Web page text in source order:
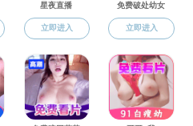
机械学院举行离退
91在线 召开第六届
机械学院羽毛球队在